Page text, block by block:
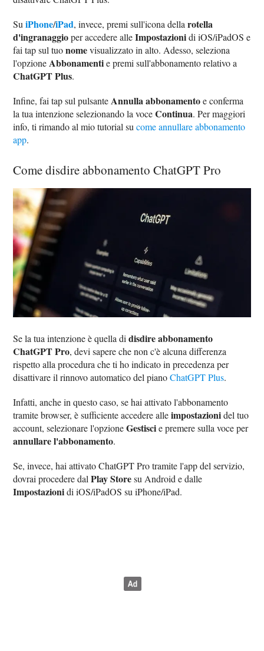
SuiPhone/iPad, invece, premi sull'icona dellarotella
d'ingranaggioper accedere alleImpostazionidi iOS/iPadOS e
fai tap sul tuonomevisualizzato in alto. Adesso, seleziona
l'opzione Abbonamentie premi sull'abbonamento relativo a
ChatGPT Plus.
Infine, fai tap sul pulsante Annulla abbonamentoe conferma
la tua intenzione selezionando la voceContinua. Per maggiori
info, ti rimando al mio tutorial sucome annullare abbonamento
app.
Come disdire abbonamento ChatGPT Pro
Se la tua intenzione è quella didisdire abbonamento
ChatGPT Pro, devi sapere che non c'è alcuna differenza
rispetto alla procedura che ti ho indicato in precedenza per
disattivare il rinnovo automatico del pianoChatGPT Plus.
Infatti, anche in questo caso, se hai attivato l'abbonamento
tramite browser, è sufficiente accedere alleimpostazionidel tuo
account, selezionare l'opzioneGestiscie premere sulla voce per
annullare l'abbonamento.
Se, invece, hai attivato ChatGPT Pro tramite l'app del servizio,
dovrai procedere dalPlay Storesu Android e dalle
Impostazionidi iOS/iPadOS su iPhone/iPad.